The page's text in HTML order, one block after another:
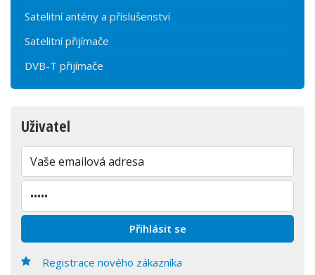
Satelitní antény a příslušenství
Satelitní přijímače
DVB-T přijímače
Uživatel
Registrace nového zákazníka